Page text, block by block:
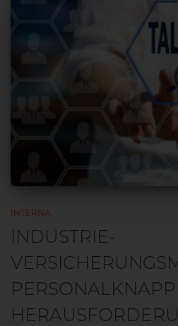
INTERNA
INDUSTRIE-